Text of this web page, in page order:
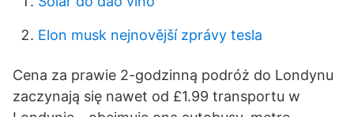
Elon musk nejnovější zprávy tesla
Cena za prawie 2-godzinną podróż do Londynu
zaczynają się nawet od £1.99 transportu w